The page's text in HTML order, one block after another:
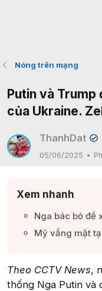
Nóng trên mạng
Putin và Trump
của Ukraine.
ThanhDat ✔
05/06/2025
Xem nhanh
Nga bác bỏ đề
Mỹ vắng mặt
Theo CCTV News,
thống Nga Putin và